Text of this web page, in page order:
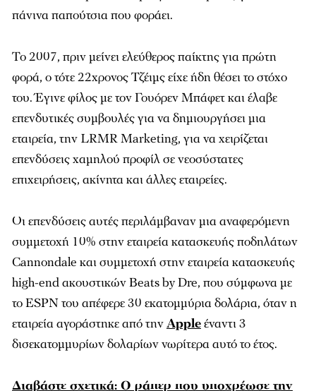
πάνινα παπούτσια που φοράει.
Το 2007, πριν μείνει ελεύθερος παίκτης για πρώτη
φορά, ο τότε 22χρονος Τζέιμς είχε ήδη θέσει το στόχο
του. Έγινε φίλος με τον Γουόρεν Μπάφετ και έλαβε
επενδυτικές συμβουλές για να δημιουργήσει μια
εταιρεία, την LRMR Marketing, για να χειρίζεται
επενδύσεις χαμηλού προφίλ σε νεοσύστατες
επιχειρήσεις, ακίνητα και άλλες εταιρείες.
Οι επενδύσεις αυτές περιλάμβαναν μια αναφερόμενη
συμμετοχή 10% στην εταιρεία κατασκευής ποδηλάτων
Cannondale και συμμετοχή στην εταιρεία κατασκευής
high-end ακουστικών Beats by Dre, που σύμφωνα με
το ESPN του απέφερε 30 εκατομμύρια δολάρια, όταν η
εταιρεία αγοράστηκε από τηνAppleέναντι 3
δισεκατομμυρίων δολαρίων νωρίτερα αυτό το έτος.
Διαβάστε σχετικά: O ράπερ που υποχρέωσε την